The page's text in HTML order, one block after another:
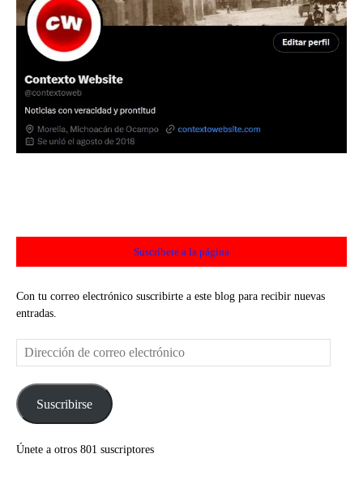
Suscríbete a la página
Con tu correo electrónico suscribirte a este blog para recibir nuevas
entradas.
Dirección
de
correo
electrónicoSuscribirse
Únete a otros 801 suscriptores